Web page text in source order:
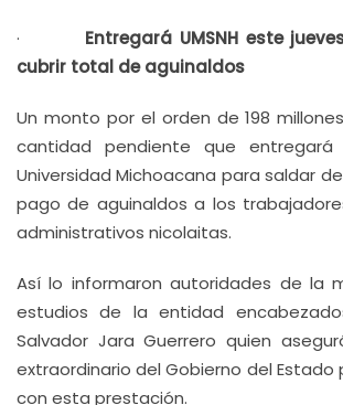
· Entregará UMSNH este
cubrir total de aguinaldos
Un monto por el orden de 198
cantidad pendiente que
Universidad Michoacana para saldar
pago de aguinaldos a los
administrativos nicolaitas.
Así lo informaron autoridades de la
estudios de la entidad
Salvador Jara Guerrero quien
extraordinario del Gobierno del Estado
con esta prestación.